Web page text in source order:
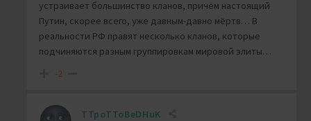
устраивает большинство кланов, причём настоящий
Путин, скорее всего, уже давным-давно мёртв… В
реальности РФ правят несколько кланов, которые
подчиняются разным группировкам мировой элиты…
-2
TTpoTToBeDHuK